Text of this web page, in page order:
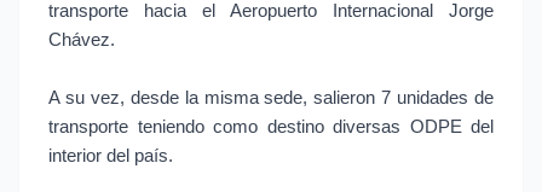
transporte hacia el Aeropuerto Internacional Jorge
Chávez.
A su vez, desde la misma sede, salieron 7 unidades de
transporte teniendo como destino diversas ODPE del
interior del país.